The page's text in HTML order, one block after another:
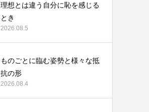
理想とは違う自分に恥を感じる
とき
2026.08.5
ものごとに臨む姿勢と様々な抵
抗の形
2026.08.4